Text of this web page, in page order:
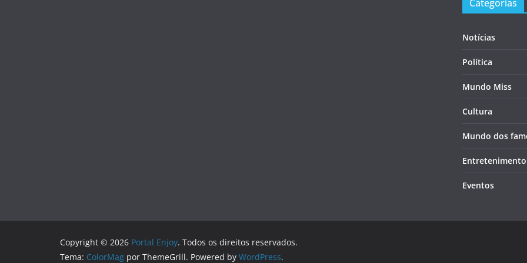
Categorias
Notícias
Política
Mundo Miss
Cultura
Mundo dos
Entretenimento
Eventos
Copyright © 2026 Portal Enjoy. Todos os direitos reservados.
Tema: ColorMag por ThemeGrill. Powered by WordPress.